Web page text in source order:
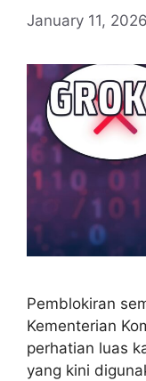
January 11, 2026
Pemblokiran
Kementerian
perhatian luas
yang kini